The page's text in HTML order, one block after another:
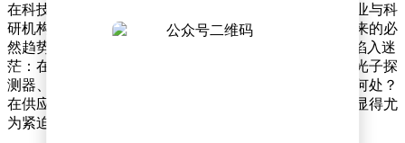
在科技浪潮奔涌向前的当下，量子光学器件成为众多企业与科
研机构关注的焦点。这并非偶然，而是量子技术发展带来的必
然趋势。然而，当企业管理者面对“量子热”时，却常常陷入迷
茫：在单光子源、纠缠源等前沿概念，以及可量产的单光子探
测器、集成量子光芯片等众多选择中，研发投入该聚焦何处？
在供应链安全备受重视的当下，哪些器件的自主可控又显得尤
为紧迫？